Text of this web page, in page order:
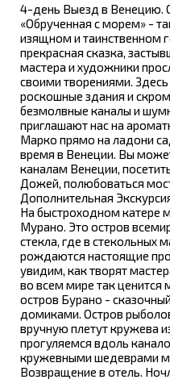
4-день Выезд в Венецию.
«Обрученная с морем» -
изящном и таинственном
прекрасная сказка,
мастера и художники
своими творениями.
роскошные здания и
безмолвные каналы и
приглашают нас на
Марко прямо на ладони
время в Венеции. Вы
каналам Венеции,
Дожей, полюбоваться
Дополнительная
На быстроходном катере
Мурано. Это остров
стекла, где в стекольных
рождаются настоящие
увидим, как творят
во всем мире так ценится
остров Бурано -
домиками. Остров
вручную плетут кружева
прогуляемся вдоль
кружевными шедеврами
Возвращение в отель.